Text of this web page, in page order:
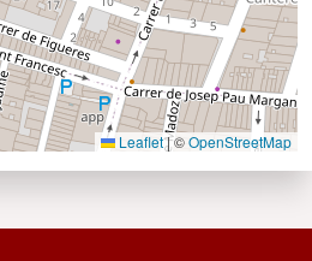
Leaflet|©OpenStreetMap